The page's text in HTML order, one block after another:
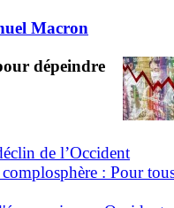
Macron
dépeindre
de l’Occident
: Pour